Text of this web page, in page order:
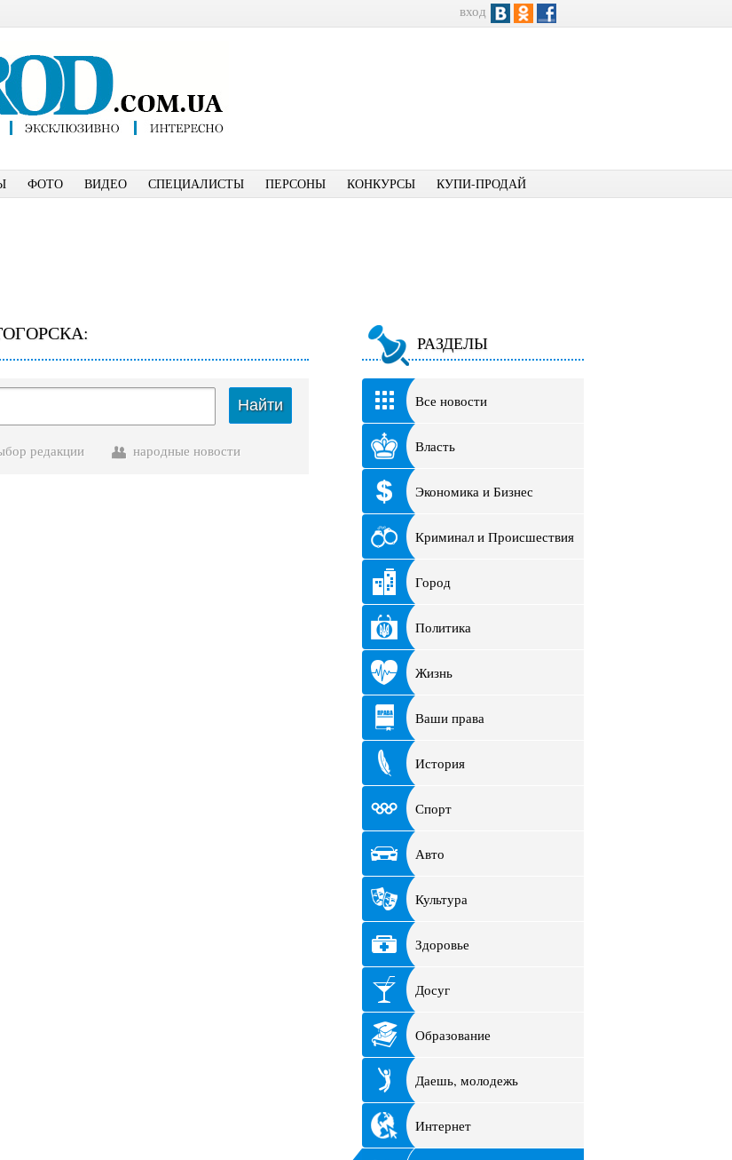
вход
ФОТО ВИДЕО СПЕЦИАЛИСТЫ ПЕРСОНЫ КОНКУРСЫ КУПИ-ПРОДАЙ
Найти
редакции народные новости
РАЗДЕЛЫ
Все новости
Власть
Экономика и Бизнес
Криминал и Происшествия
Город
Политика
Жизнь
Ваши права
История
Спорт
Авто
Культура
Здоровье
Досуг
Образование
Даешь, молодежь
Интернет